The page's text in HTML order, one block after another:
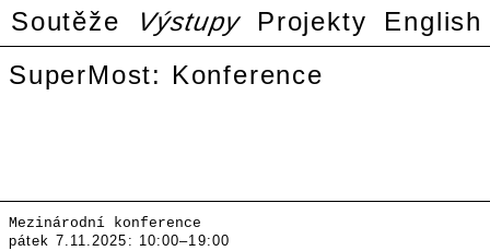
Soutěže Výstupy Projekty
English
SuperMost: Konference
Mezinárodní konference
pátek 7.11.2025: 10:00–19:00